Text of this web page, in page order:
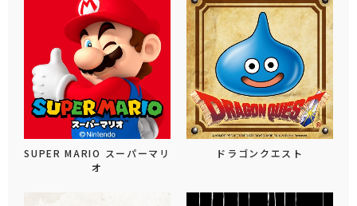
SUPER MARIO スーパーマリ
オ
ドラゴンクエスト